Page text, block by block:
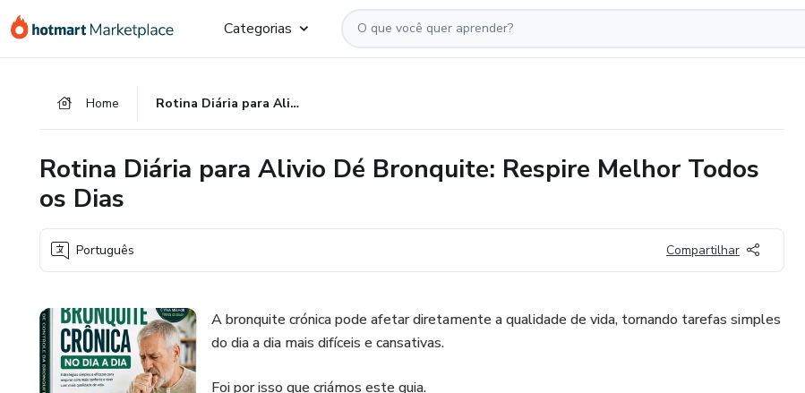
para
para
para
Categorias
Home Rotina Diária para Alivio Dé Bronquite: Respire Melhor Todos os Dias
Rotina Diária para Alivio Dé Bronquite: Respire Melhor Todos
os Dias
Português Compartilhar
A bronquite crónica pode afetar diretamente a qualidade de vida, tornando tarefas simples
do dia a dia mais difíceis e cansativas.
Foi por isso que criámos este guia.